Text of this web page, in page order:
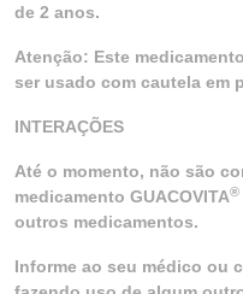
de 2 anos.
Atenção: Este
ser usado com cautela em
INTERAÇÕES
Até o momento, não são
medicamento GUACOVITA®
outros medicamentos.
Informe ao seu médico ou